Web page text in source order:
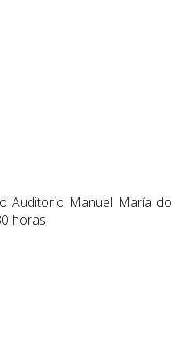
Auditorio Manuel María do
horas